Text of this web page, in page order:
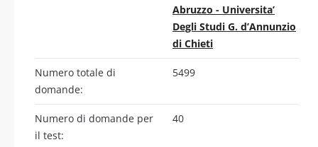
Abruzzo - Universita’
Degli Studi G. d’Annunzio
di Chieti
Numero totale di
domande:
5499
Numero di domande per
il test:
40